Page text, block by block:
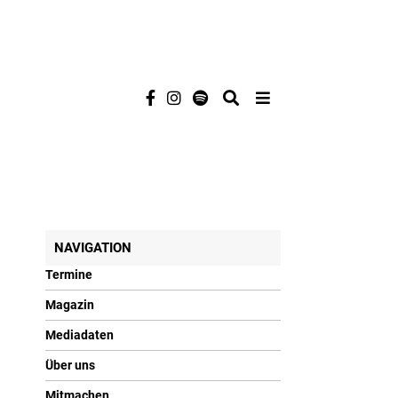
NAVIGATION
Termine
Magazin
Mediadaten
Über uns